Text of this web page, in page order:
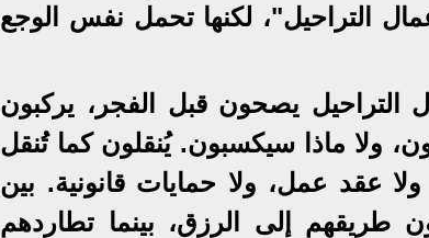
التراحيل"، لكنها تحمل نفس الوجع
التراحيل يصحون قبل الفجر، يركبون
ولا ماذا سيكسبون. يُنقلون كما تُنقل
عقد عمل، ولا حمايات قانونية. بين
طريقهم إلى الرزق، بينما تطاردهم